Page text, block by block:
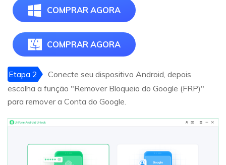
COMPRAR AGORA
COMPRAR AGORA
Etapa 2
Conecte seu dispositivo Android, depois
escolha a função "Remover Bloqueio do Google (FRP)"
para remover a Conta do Google.